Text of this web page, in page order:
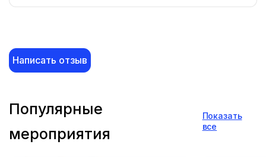
Написать отзыв
Популярные
мероприятия
Показать
все